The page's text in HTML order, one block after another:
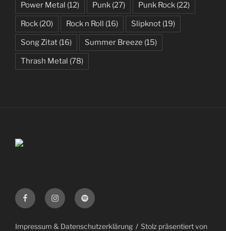
Power Metal (12) Punk (27) Punk Rock (22)
Rock (20) Rock n Roll (16) Slipknot (19)
Song Zitat (16) Summer Breeze (15)
Thrash Metal (78)
FacebookInstagramSpotify
Impressum & Datenschutzerklärung Stolz präsentiert von